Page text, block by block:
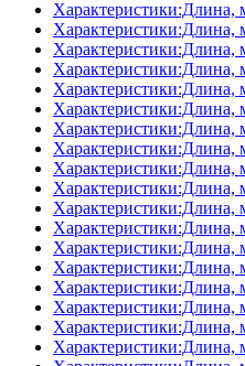
Характеристики:Длина,
Характеристики:Длина,
Характеристики:Длина,
Характеристики:Длина,
Характеристики:Длина,
Характеристики:Длина,
Характеристики:Длина,
Характеристики:Длина,
Характеристики:Длина,
Характеристики:Длина,
Характеристики:Длина,
Характеристики:Длина,
Характеристики:Длина,
Характеристики:Длина,
Характеристики:Длина,
Характеристики:Длина,
Характеристики:Длина,
Характеристики:Длина,